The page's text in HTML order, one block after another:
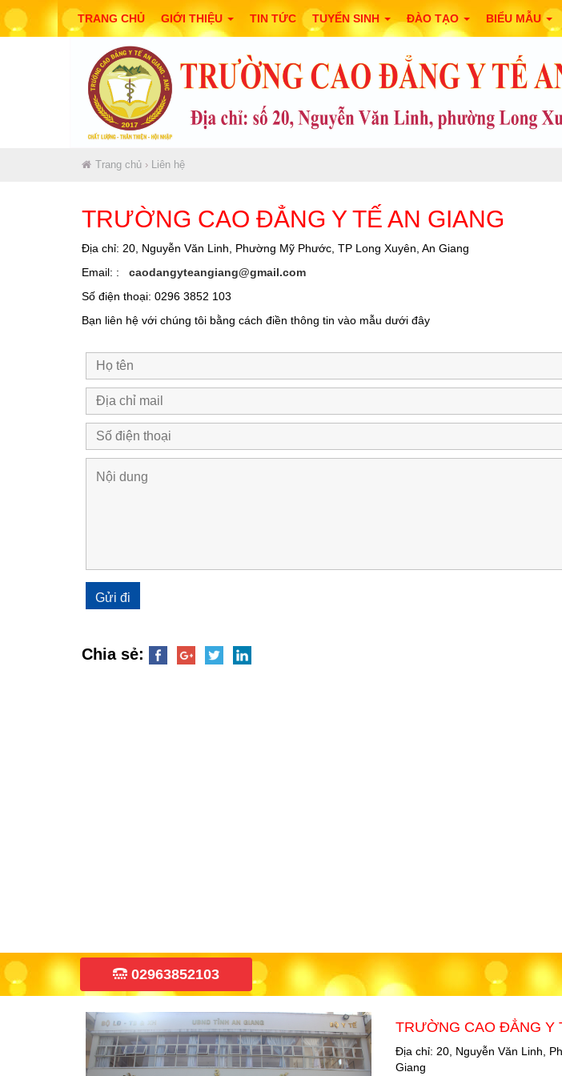
TRANG CHỦ GIỚI THIỆU TIN TỨC TUYỂN SINH ĐÀO TẠO BIỂU MẪU
Trang chủ › Liên hệ
TRƯỜNG CAO ĐẲNG Y TẾ AN GIANG
Địa chỉ: 20, Nguyễn Văn Linh, Phường Mỹ Phước, TP Long Xuyên, An Giang
Email: :
caodangyteangiang@gmail.com
Số điện thoại: 0296 3852 103
Bạn liên hệ với chúng tôi bằng cách điền thông tin vào mẫu dưới đây
Chia sẻ:
02963852103
TRƯỜNG CAO ĐẲNG Y
Địa chỉ: 20, Nguyễn Văn Linh,
Giang